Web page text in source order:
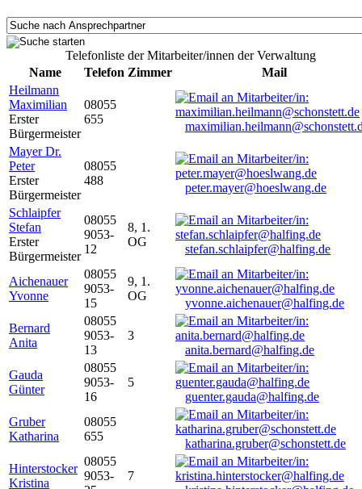
Telefonliste der Mitarbeiter/innen der Verwaltung
Name
Telefon Zimmer
Mail
Heilmann
Maximilian
Erster
Bürgermeister
08055
655
Mayer Dr.
Peter
Erster
Bürgermeister
08055
488
peter.mayer@hoeslwang.de
Schlaipfer
Stefan
Erster
Bürgermeister
08055
9053-
12
8, 1.
OG
stefan.schlaipfer@halfing.de
Aichenauer
Yvonne
08055
9053-
15
9, 1.
OG
yvonne.aichenauer@halfing.de
Bernard
Anita
08055
9053-
13
3
anita.bernard@halfing.de
Gauda
Günter
08055
9053-
16
5
guenter.gauda@halfing.de
Gruber
Katharina
08055
655
katharina.gruber@schonstett.de
Hinterstocker
Kristina
08055
9053-
7